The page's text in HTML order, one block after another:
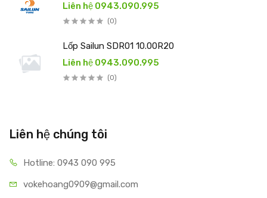
Liên hệ 0943.090.995
(0)
Lốp Sailun SDR01 10.00R20
Liên hệ 0943.090.995
(0)
Liên hệ chúng tôi
Hotline: 0943 090 995
vokehoang0909@gmail.com